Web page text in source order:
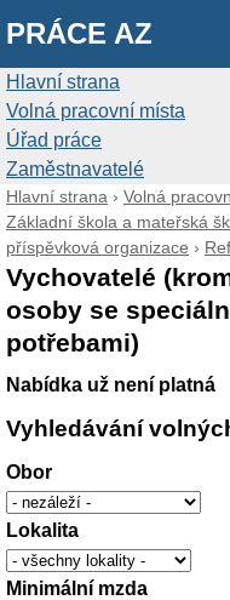
PRÁCE AZ
Hlavní strana
Volná pracovní místa
Úřad práce
Zaměstnavatelé
Hlavní strana › Volná
Základní škola a mateřská
příspěvková organizace ›
Vychovatelé
osoby se
potřebami)
Nabídka už není platná
Vyhledávání
Obor
Lokalita
Minimální mzda